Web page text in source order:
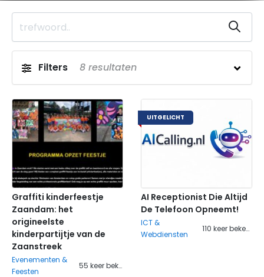
Filters 8 resultaten
Graffiti kinderfeestje
Zaandam: het
origineelste
kinderpartijtje van de
Zaanstreek
Evenementen &
Feesten
55 keer bekeken
UITGELICHT
AI Receptionist Die Altijd
De Telefoon Opneemt!
ICT &
Webdiensten
110 keer bekeken